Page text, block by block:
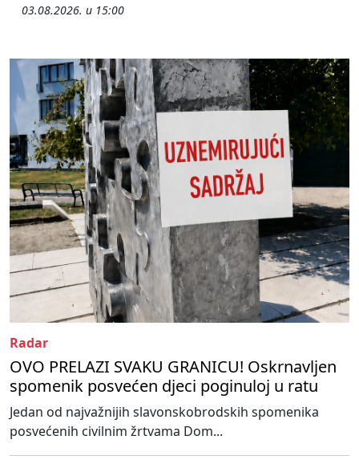
03.08.2026. u 15:00
Radar
OVO PRELAZI SVAKU GRANICU! Oskrnavljen
spomenik posvećen djeci poginuloj u ratu
Jedan od najvažnijih slavonskobrodskih spomenika
posvećenih civilnim žrtvama Dom...